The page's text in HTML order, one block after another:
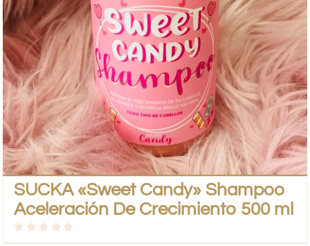
SUCKA «Sweet Candy» Shampoo
Aceleración De Crecimiento 500 ml